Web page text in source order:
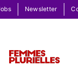
Newsletter